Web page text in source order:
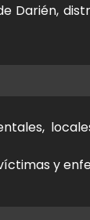
Darién,
y